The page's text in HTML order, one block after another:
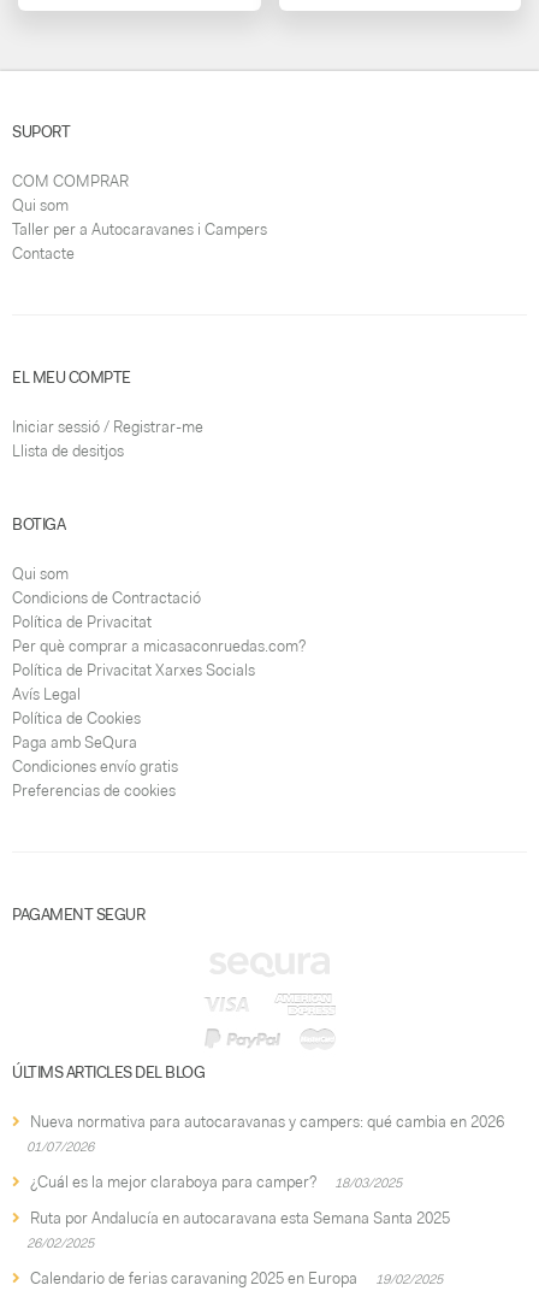
SUPORT
COM COMPRAR
Qui som
Taller per a Autocaravanes i Campers
Contacte
EL MEU COMPTE
Iniciar sessió / Registrar-me
Llista de desitjos
BOTIGA
Qui som
Condicions de Contractació
Política de Privacitat
Per què comprar a micasaconruedas.com?
Política de Privacitat Xarxes Socials
Avís Legal
Política de Cookies
Paga amb SeQura
Condiciones envío gratis
Preferencias de cookies
PAGAMENT SEGUR
ÚLTIMS ARTICLES DEL BLOG
Nueva normativa para autocaravanas y campers: qué cambia en 2026
01/07/2026
¿Cuál es la mejor claraboya para camper? 18/03/2025
Ruta por Andalucía en autocaravana esta Semana Santa 2025
26/02/2025
Calendario de ferias caravaning 2025 en Europa 19/02/2025